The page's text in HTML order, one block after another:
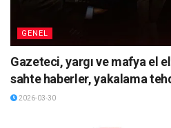
GENEL
Gazeteci, yargı ve mafya el
sahte haberler, yakalama
2026-03-30